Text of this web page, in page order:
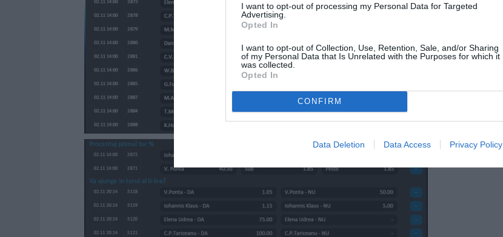
I want to opt-out of processing my Personal Data for Targeted
Advertising.
Opted In
I want to opt-out of Collection, Use, Retention, Sale, and/or Sharing
of my Personal Data that Is Unrelated with the Purposes for which it
was collected.
Opted In
CONFIRM
Data Deletion Data Access Privacy Policy